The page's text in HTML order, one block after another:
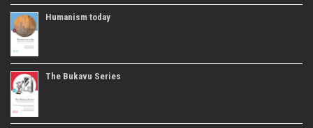
Humanism today
The Bukavu Series